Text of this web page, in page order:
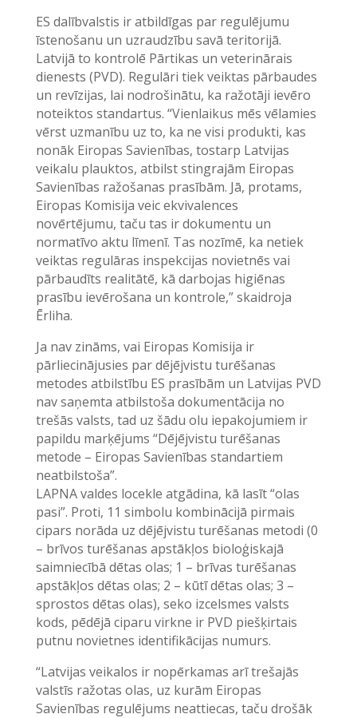
ES dalībvalstis ir atbildīgas par regulējumu
īstenošanu un uzraudzību savā teritorijā.
Latvijā to kontrolē Pārtikas un veterinārais
dienests (PVD). Regulāri tiek veiktas pārbaudes
un revīzijas, lai nodrošinātu, ka ražotāji ievēro
noteiktos standartus. “Vienlaikus mēs vēlamies
vērst uzmanību uz to, ka ne visi produkti, kas
nonāk Eiropas Savienības, tostarp Latvijas
veikalu plauktos, atbilst stingrajām Eiropas
Savienības ražošanas prasībām. Jā, protams,
Eiropas Komisija veic ekvivalences
novērtējumu, taču tas ir dokumentu un
normatīvo aktu līmenī. Tas nozīmē, ka netiek
veiktas regulāras inspekcijas novietnēs vai
pārbaudīts realitātē, kā darbojas higiēnas
prasību ievērošana un kontrole,” skaidroja
Ērliha.
Ja nav zināms, vai Eiropas Komisija ir
pārliecinājusies par dējējvistu turēšanas
metodes atbilstību ES prasībām un Latvijas PVD
nav saņemta atbilstoša dokumentācija no
trešās valsts, tad uz šādu olu iepakojumiem ir
papildu marķējums “Dējējvistu turēšanas
metode – Eiropas Savienības standartiem
neatbilstoša”.
LAPNA valdes locekle atgādina, kā lasīt “olas
pasi”. Proti, 11 simbolu kombinācijā pirmais
cipars norāda uz dējējvistu turēšanas metodi (0
– brīvos turēšanas apstākļos bioloģiskajā
saimniecībā dētas olas; 1 – brīvas turēšanas
apstākļos dētas olas; 2 – kūtī dētas olas; 3 –
sprostos dētas olas), seko izcelsmes valsts
kods, pēdējā ciparu virkne ir PVD piešķirtais
putnu novietnes identifikācijas numurs.
“Latvijas veikalos ir nopērkamas arī trešajās
valstīs ražotas olas, uz kurām Eiropas
Savienības regulējums neattiecas, taču drošāk